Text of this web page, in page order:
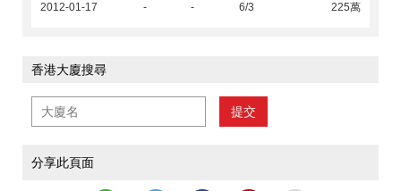
2012-01-17
- - 6/3 225萬
香港大廈搜尋
提交
分享此頁面